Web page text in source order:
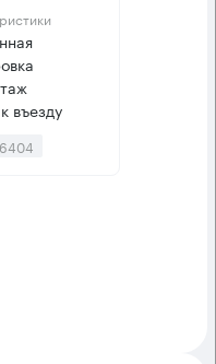
въезду